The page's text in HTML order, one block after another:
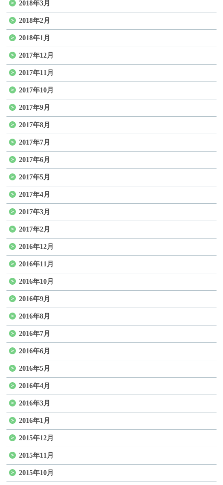
2018年3月
2018年2月
2018年1月
2017年12月
2017年11月
2017年10月
2017年9月
2017年8月
2017年7月
2017年6月
2017年5月
2017年4月
2017年3月
2017年2月
2016年12月
2016年11月
2016年10月
2016年9月
2016年8月
2016年7月
2016年6月
2016年5月
2016年4月
2016年3月
2016年1月
2015年12月
2015年11月
2015年10月